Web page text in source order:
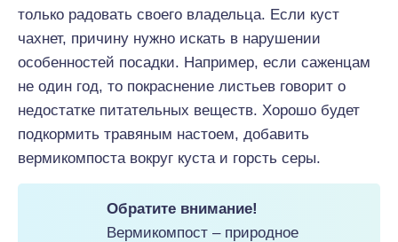
только радовать своего владельца. Если куст
чахнет, причину нужно искать в нарушении
особенностей посадки. Например, если саженцам
не один год, то покраснение листьев говорит о
недостатке питательных веществ. Хорошо будет
подкормить травяным настоем, добавить
вермикомпоста вокруг куста и горсть серы.
Обратите внимание!
Вермикомпост – природное